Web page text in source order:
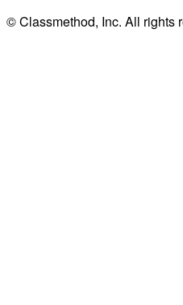
© Classmethod, Inc. All rights